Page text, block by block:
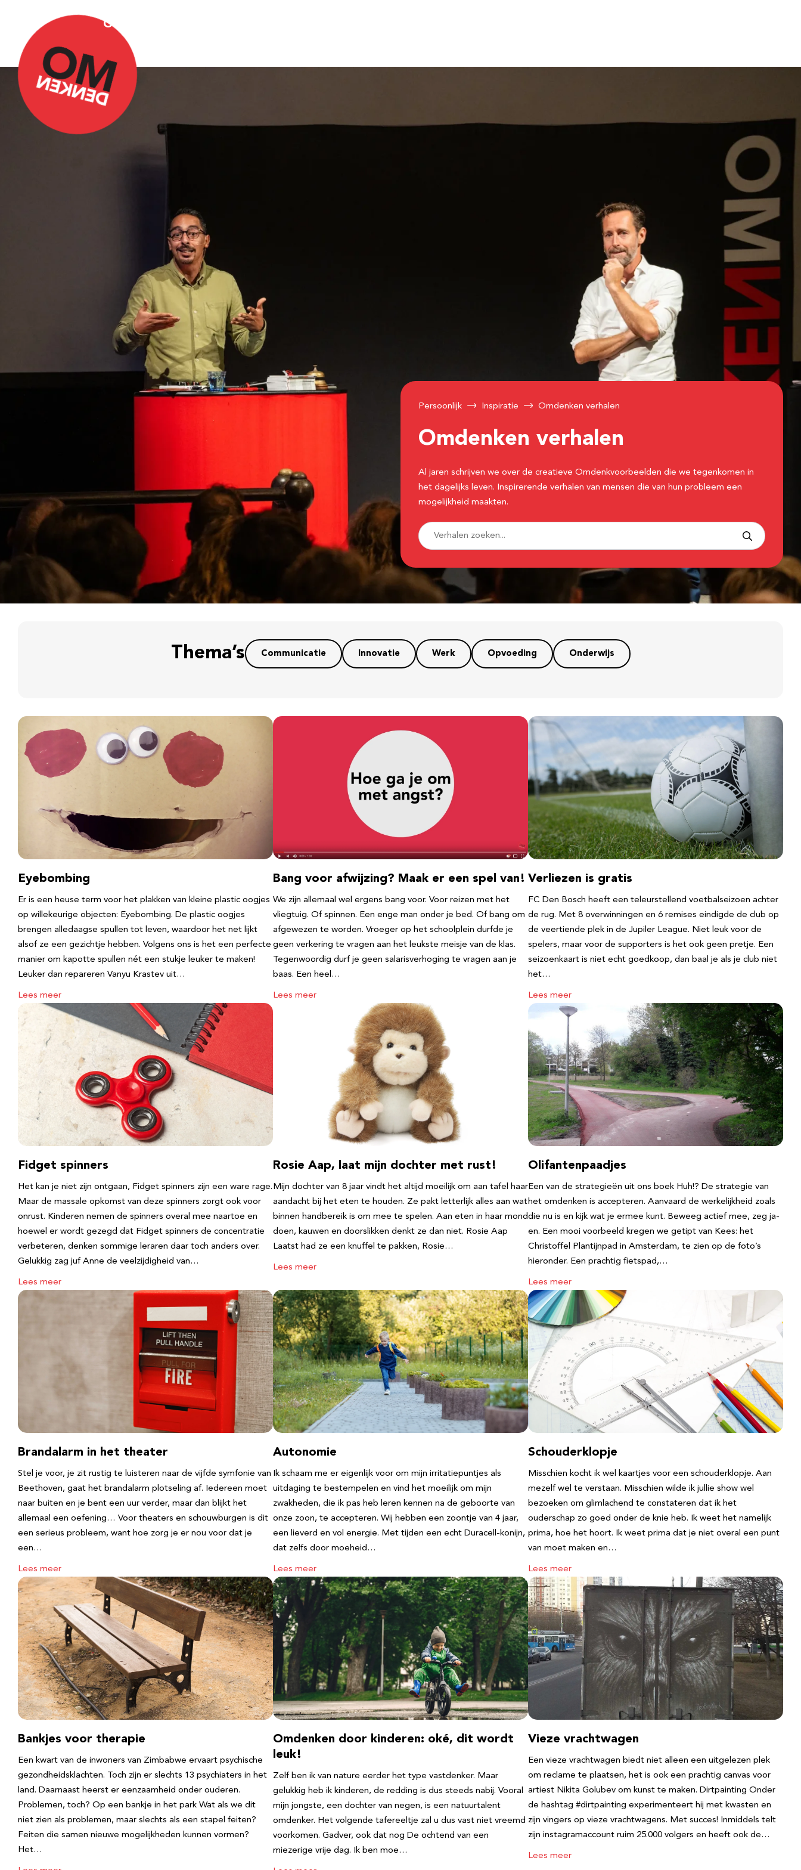
Over Omdenken
Persoonlijk Inspiratie Omdenken verhalen
Omdenken verhalen
Al jaren schrijven we over de creatieve Omdenkvoorbeelden die we tegenkomen in
het dagelijks leven. Inspirerende verhalen van mensen die van hun probleem een
mogelijkheid maakten.
Thema’s Communicatie Innovatie Werk Opvoeding Onderwijs
Eyebombing
Er is een heuse term voor het plakken van kleine plastic oogjes
op willekeurige objecten: Eyebombing. De plastic oogjes
brengen alledaagse spullen tot leven, waardoor het net lijkt
alsof ze een gezichtje hebben. Volgens ons is het een perfecte
manier om kapotte spullen nét een stukje leuker te maken!
Leuker dan repareren Vanyu Krastev uit…
Lees meer
Bang voor afwijzing? Maak er een spel van!
We zijn allemaal wel ergens bang voor. Voor reizen met het
vliegtuig. Of spinnen. Een enge man onder je bed. Of bang om
afgewezen te worden. Vroeger op het schoolplein durfde je
geen verkering te vragen aan het leukste meisje van de klas.
Tegenwoordig durf je geen salarisverhoging te vragen aan je
baas. Een heel…
Lees meer
Verliezen is gratis
FC Den Bosch heeft een teleurstellend voetbalseizoen achter
de rug. Met 8 overwinningen en 6 remises eindigde de club op
de veertiende plek in de Jupiler League. Niet leuk voor de
spelers, maar voor de supporters is het ook geen pretje. Een
seizoenkaart is niet echt goedkoop, dan baal je als je club niet
het…
Lees meer
Fidget spinners
Het kan je niet zijn ontgaan, Fidget spinners zijn een ware rage.
Maar de massale opkomst van deze spinners zorgt ook voor
onrust. Kinderen nemen de spinners overal mee naartoe en
hoewel er wordt gezegd dat Fidget spinners de concentratie
verbeteren, denken sommige leraren daar toch anders over.
Gelukkig zag juf Anne de veelzijdigheid van…
Lees meer
Rosie Aap, laat mijn dochter met rust!
Mijn dochter van 8 jaar vindt het altijd moeilijk om aan tafel haar
aandacht bij het eten te houden. Ze pakt letterlijk alles aan wat
binnen handbereik is om mee te spelen. Aan eten in haar mond
doen, kauwen en doorslikken denkt ze dan niet. Rosie Aap
Laatst had ze een knuffel te pakken, Rosie…
Lees meer
Olifantenpaadjes
Een van de strategieën uit ons boek Huh!? De strategie van
het omdenken is accepteren. Aanvaard de werkelijkheid zoals
die nu is en kijk wat je ermee kunt. Beweeg actief mee, zeg ja-
en. Een mooi voorbeeld kregen we getipt van Kees: het
Christoffel Plantijnpad in Amsterdam, te zien op de foto’s
hieronder. Een prachtig fietspad,…
Lees meer
Brandalarm in het theater
Stel je voor, je zit rustig te luisteren naar de vijfde symfonie van
Beethoven, gaat het brandalarm plotseling af. Iedereen moet
naar buiten en je bent een uur verder, maar dan blijkt het
allemaal een oefening… Voor theaters en schouwburgen is dit
een serieus probleem, want hoe zorg je er nou voor dat je
een…
Lees meer
Autonomie
Ik schaam me er eigenlijk voor om mijn irritatiepuntjes als
uitdaging te bestempelen en vind het moeilijk om mijn
zwakheden, die ik pas heb leren kennen na de geboorte van
onze zoon, te accepteren. Wij hebben een zoontje van 4 jaar,
een lieverd en vol energie. Met tijden een echt Duracell-konijn,
dat zelfs door moeheid…
Lees meer
Schouderklopje
Misschien kocht ik wel kaartjes voor een schouderklopje. Aan
mezelf wel te verstaan. Misschien wilde ik jullie show wel
bezoeken om glimlachend te constateren dat ik het
ouderschap zo goed onder de knie heb. Ik weet het namelijk
prima, hoe het hoort. Ik weet prima dat je niet overal een punt
van moet maken en…
Lees meer
Bankjes voor therapie
Een kwart van de inwoners van Zimbabwe ervaart psychische
gezondheidsklachten. Toch zijn er slechts 13 psychiaters in het
land. Daarnaast heerst er eenzaamheid onder ouderen.
Problemen, toch? Op een bankje in het park Wat als we dit
niet zien als problemen, maar slechts als een stapel feiten?
Feiten die samen nieuwe mogelijkheden kunnen vormen?
Het…
Omdenken door kinderen: oké, dit wordt
leuk!
Zelf ben ik van nature eerder het type vastdenker. Maar
gelukkig heb ik kinderen, de redding is dus steeds nabij. Vooral
mijn jongste, een dochter van negen, is een natuurtalent
omdenker. Het volgende tafereeltje zal u dus vast niet vreemd
voorkomen. Gadver, ook dat nog De ochtend van een
miezerige vrije dag. Ik ben moe…
Vieze vrachtwagen
Een vieze vrachtwagen biedt niet alleen een uitgelezen plek
om reclame te plaatsen, het is ook een prachtig canvas voor
artiest Nikita Golubev om kunst te maken. Dirtpainting Onder
de hashtag #dirtpainting experimenteert hij met kwasten en
zijn vingers op vieze vrachtwagens. Met succes! Inmiddels telt
zijn instagramaccount ruim 25.000 volgers en heeft ook de…
Lees meer